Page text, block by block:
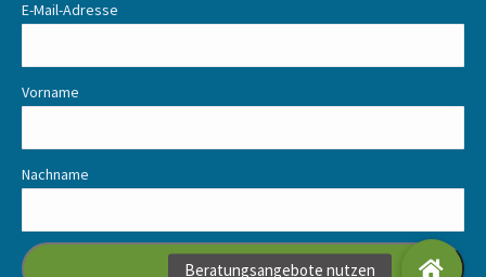
E-Mail-Adresse
Vorname
Nachname